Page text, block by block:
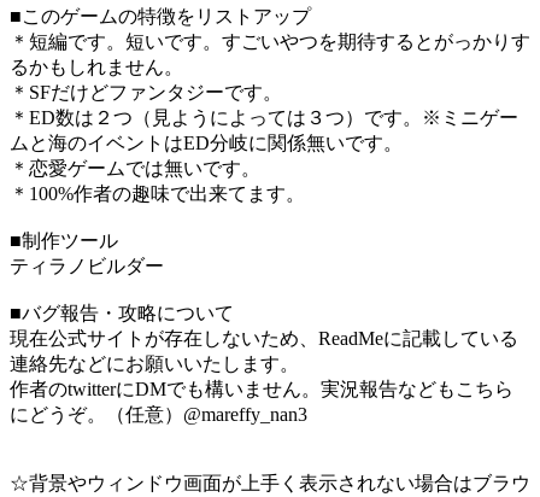
■このゲームの特徴をリストアップ
＊短編です。短いです。すごいやつを期待するとがっかりす
るかもしれません。
＊SFだけどファンタジーです。
＊ED数は２つ（見ようによっては３つ）です。※ミニゲー
ムと海のイベントはED分岐に関係無いです。
＊恋愛ゲームでは無いです。
＊100%作者の趣味で出来てます。
■制作ツール
ティラノビルダー
■バグ報告・攻略について
現在公式サイトが存在しないため、ReadMeに記載している
連絡先などにお願いいたします。
作者のtwitterにDMでも構いません。実況報告などもこちら
にどうぞ。（任意）@mareffy_nan3
☆背景やウィンドウ画面が上手く表示されない場合はブラウ